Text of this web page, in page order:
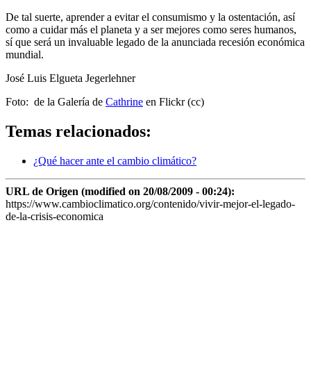
De tal suerte, aprender a evitar el consumismo y la ostentación, así
como a cuidar más el planeta y a ser mejores como seres humanos,
sí que será un invaluable legado de la anunciada recesión económica
mundial.
José Luis Elgueta Jegerlehner
Foto: de la Galería de Cathrine en Flickr (cc)
Temas relacionados:
¿Qué hacer ante el cambio climático?
URL de Origen (modified on 20/08/2009 - 00:24):
https://www.cambioclimatico.org/contenido/vivir-mejor-el-legado-
de-la-crisis-economica